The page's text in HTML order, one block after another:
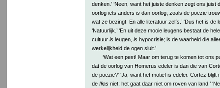
denken.’ ‘Neen, want het juiste denken zegt ons juist
oorlog iets anders isdan oorlog; zoals de poëzie
wat ze bezingt. En alle literatuur zelfs.’ ‘Dus het is de
‘Natuurlijk.’ ‘En uit deze mooie leugens bestaat de
cultuur isleugen, ishypocrisie; is de waarheid die
werkelijkheid de ogen sluit.’
‘Wat een pest! Maar om terug te komen tot ons
dat de oorlog van Homerus edeler is dan die van
de poëzie?’ ‘Ja, want het motief is edeler. Cortez
de Iliasniet: het gaat daar niet om roven van land.’